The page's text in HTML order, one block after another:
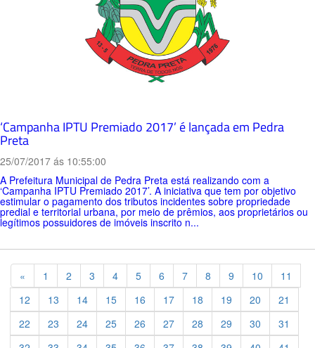
‘Campanha IPTU Premiado 2017’ é lançada em Pedra
Preta
25/07/2017 ás 10:55:00
A Prefeitura Municipal de Pedra Preta está realizando com a
‘Campanha IPTU Premiado 2017’. A iniciativa que tem por objetivo
estimular o pagamento dos tributos incidentes sobre propriedade
predial e territorial urbana, por meio de prêmios, aos proprietários ou
legítimos possuidores de imóveis inscrito n...
« Previous
1 2 3 4 5 6 7 8 9 10
11
12
13 14 15 16 17 18 19 20
21
22
23 24 25 26 27 28 29 30
31